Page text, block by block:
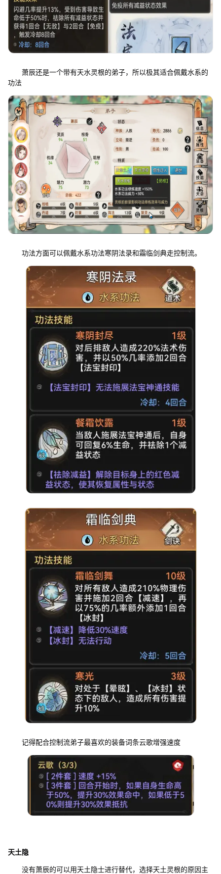
萧辰还是一个带有天水灵根的弟子，所以极其适合佩戴水系的
功法
功法方面可以佩戴水系功法寒阴法录和霜临剑典走控制流。
记得配合控制流弟子最喜欢的装备词条云歌增强速度
天土隐
没有萧辰的可以用天土隐士进行替代，选择天土灵根的原因主